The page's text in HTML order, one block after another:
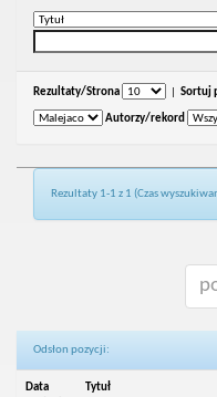
Rezultaty/Strona Sortuj
Autorzy/rekord
Rezultaty 1-1 z 1 (Czas
Odsłon pozycji:
Data
Tytuł